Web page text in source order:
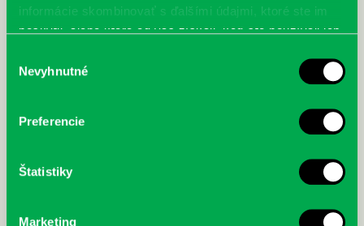
informácie skombinovať s ďalšími údajmi, ktoré ste im
poskytli, alebo ktoré od vás získali, keď ste používali ich
súhlasu
Nevyhnutné
Preferencie
Štatistiky
Marketing
McGrath, Andy: Tadej Pogačar:
nezastaviteľný